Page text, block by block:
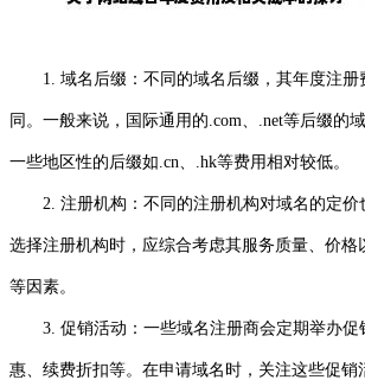
1. 域名后缀：不同的域名后缀，其年度注册
同。一般来说，国际通用的.com、.net等后缀的
一些地区性的后缀如.cn、.hk等费用相对较低。
2. 注册机构：不同的注册机构对域名的定价
选择注册机构时，应综合考虑其服务质量、价格
等因素。
3. 促销活动：一些域名注册商会定期举办促
惠、续费折扣等。在申请域名时，关注这些促销